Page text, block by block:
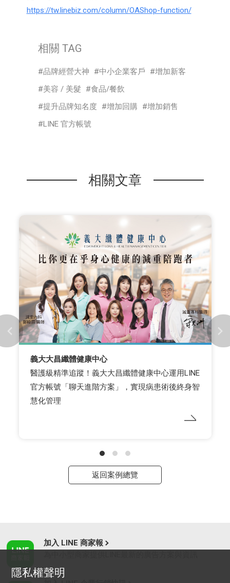
https://tw.linebiz.com/column/OAShop-function/
相關 TAG
品牌經營大神 中小企業客戶
增加新客
美容 / 美髮
食品/餐飲
提升品牌知名度
增加回購
增加銷售
LINE 官方帳號
相關文章
義大大昌纖體健康中心
醫護級精準追蹤！義大大昌纖體健康中心運用LINE
官方帳號「聊天進階方案」，實現病患術後終身智
慧化管理
返回案例總覽
加入 LINE 商家報
隱私權聲明